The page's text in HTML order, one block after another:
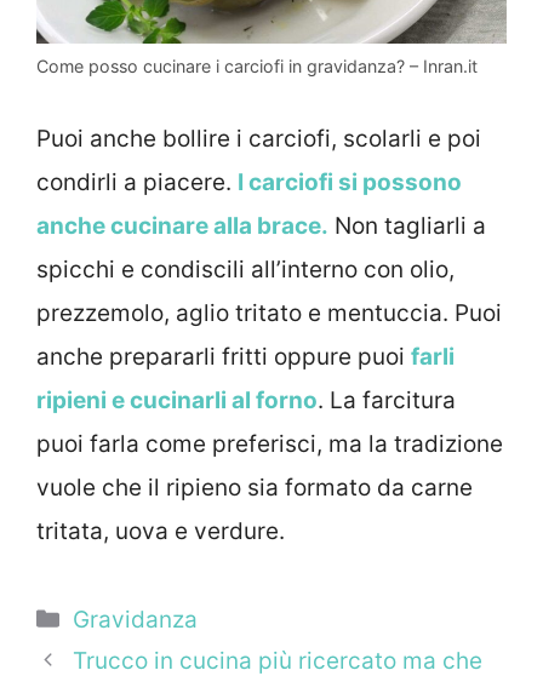
Come posso cucinare i carciofi in gravidanza? – Inran.it
Puoi anche bollire i carciofi, scolarli e poi
condirli a piacere. I carciofi si possono
anche cucinare alla brace. Non tagliarli a
spicchi e condiscili all’interno con olio,
prezzemolo, aglio tritato e mentuccia. Puoi
anche prepararli fritti oppure puoi farli
ripieni e cucinarli al forno. La farcitura
puoi farla come preferisci, ma la tradizione
vuole che il ripieno sia formato da carne
tritata, uova e verdure.
Categorie
Gravidanza
Trucco in cucina più ricercato ma che